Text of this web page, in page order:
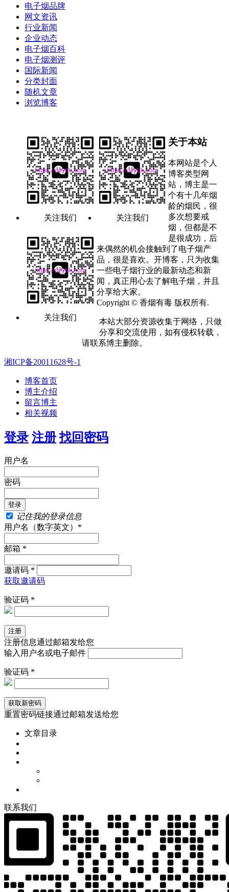
电子烟品牌
网文资讯
行业新闻
企业动态
电子烟百科
电子烟测评
国际新闻
分类封面
随机文章
浏览博客
关注我们 关注我们
关注我们
关于本站
本网站是个人
博客类型网
站，博主是一
个有十几年烟
龄的烟民，很
多次想要戒
烟，但都是不
是很成功，后
来偶然的机会接触到了电子烟产
品，很是喜欢。开博客，只为收集
一些电子烟行业的最新动态和新
闻，真正用心去了解电子烟，并且
分享给大家。
Copyright © 香烟有毒 版权所有.
本站大部分资源收集于网络，只做
分享和交流使用，如有侵权转载，
请联系博主删除。
湘ICP备20011628号-1
博客首页
博主介绍
留言博主
相关视频
登录 注册 找回密码
用户名
密码
记住我的登录信息
用户名（数字英文）*
邮箱 *
邀请码 *
获取邀请码
验证码 *
注册信息通过邮箱发给您
输入用户名或电子邮件
验证码 *
重置密码链接通过邮箱发送给您
文章目录
联系我们